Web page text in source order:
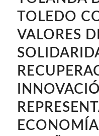
TOLEDO
VALORES